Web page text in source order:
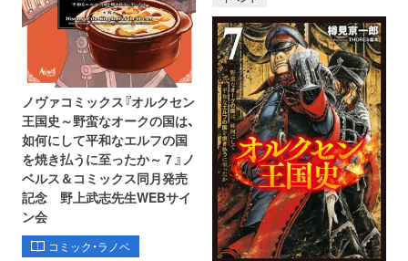
ノヴァコミックス『オルクセン
王国史～野蛮なオークの国は、
如何にして平和なエルフの国
を焼き払うに至ったか～ 7 』ノ
ベルス＆コミックス同月発売
記念 野上武志先生WEBサイ
ン会
コミック・ラノベ